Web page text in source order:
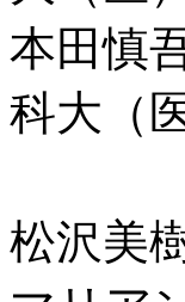
本田慎
科大（
聖マ
松沢美